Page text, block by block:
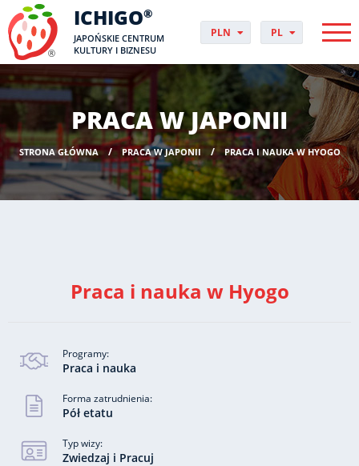
ICHIGO®
JAPOŃSKIE CENTRUM
KULTURY I BIZNESU
PLN
USD
CHF
DKK
NOK
SEK
HUF
PL
DA
DE
EN
ES
FR
HR
HU
RO
PRACA W JAPONII
STRONA GŁÓWNA PRACA W JAPONII PRACA I NAUKA W HYOGO
Praca i nauka w Hyogo
Programy:
Praca i nauka
Forma zatrudnienia:
Pół etatu
Typ wizy:
Zwiedzaj i Pracuj